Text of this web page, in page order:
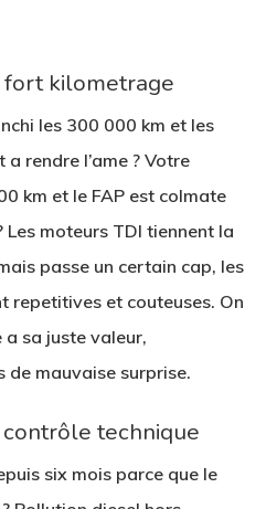
kilometrage
les 300 000 km et les
rendre l’ame ? Votre
km et le FAP est colmate
moteurs TDI tiennent la
passe un certain cap, les
repetitives et couteuses. On
sa juste valeur,
de mauvaise surprise.
technique
six mois parce que le